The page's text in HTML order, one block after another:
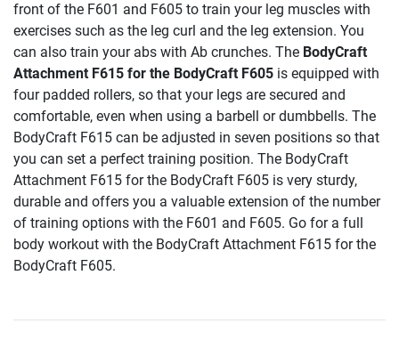
front of the F601 and F605 to train your leg muscles with
exercises such as the leg curl and the leg extension. You
can also train your abs with Ab crunches. The BodyCraft
Attachment F615 for the BodyCraft F605 is equipped with
four padded rollers, so that your legs are secured and
comfortable, even when using a barbell or dumbbells. The
BodyCraft F615 can be adjusted in seven positions so that
you can set a perfect training position. The BodyCraft
Attachment F615 for the BodyCraft F605 is very sturdy,
durable and offers you a valuable extension of the number
of training options with the F601 and F605. Go for a full
body workout with the BodyCraft Attachment F615 for the
BodyCraft F605.